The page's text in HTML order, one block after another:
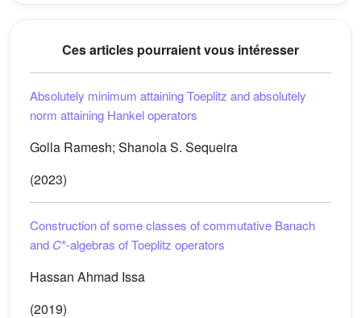
Ces articles pourraient vous intéresser
Absolutely minimum attaining Toeplitz and absolutely
norm attaining Hankel operators
Golla Ramesh; Shanola S. Sequeira
(2023)
Construction of some classes of commutative Banach
and C⋆-algebras of Toeplitz operators
Hassan Ahmad Issa
(2019)